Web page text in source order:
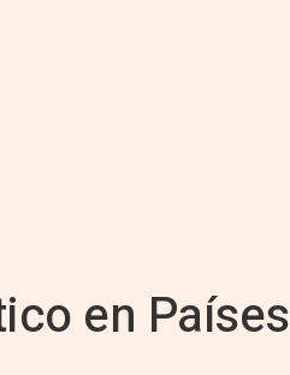
en Países